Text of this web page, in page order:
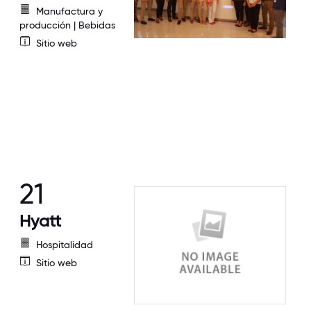
Manufactura y
producción | Bebidas
Sitio web
21
Hyatt
Hospitalidad
Sitio web